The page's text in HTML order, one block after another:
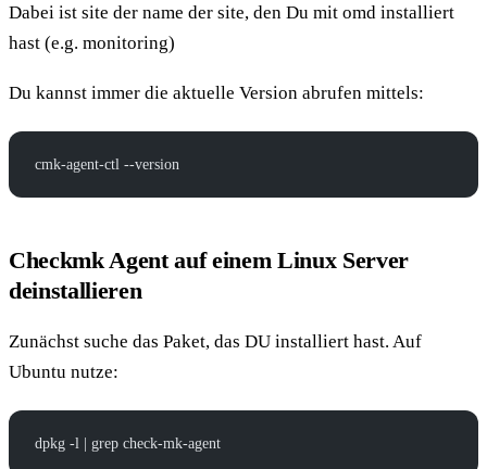
Dabei ist site der name der site, den Du mit omd installiert
hast (e.g. monitoring)
Du kannst immer die aktuelle Version abrufen mittels:
cmk-agent-ctl --version
Checkmk Agent auf einem Linux Server
deinstallieren
Zunächst suche das Paket, das DU installiert hast. Auf
Ubuntu nutze:
dpkg -l | grep check-mk-agent